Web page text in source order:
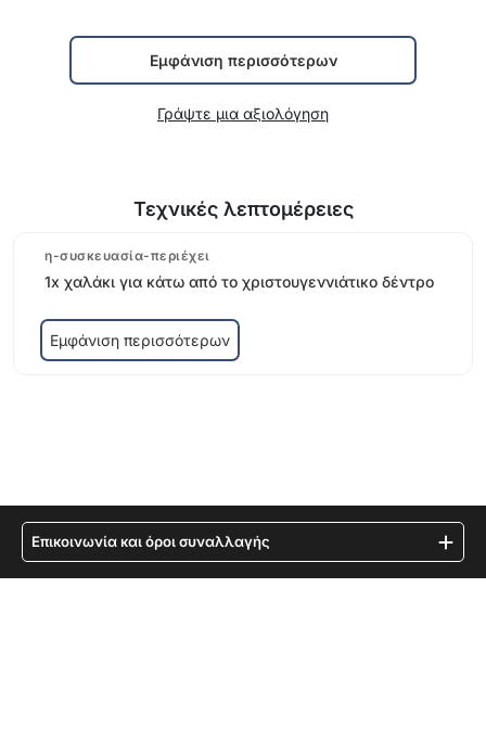
Εμφάνιση περισσότερων
Γράψτε μια αξιολόγηση
Τεχνικές λεπτομέρειες
η-συσκευασία-περιέχει
1x χαλάκι για κάτω από το χριστουγεννιάτικο δέντρο
Εμφάνιση περισσότερων
Επικοινωνία και όροι συναλλαγής